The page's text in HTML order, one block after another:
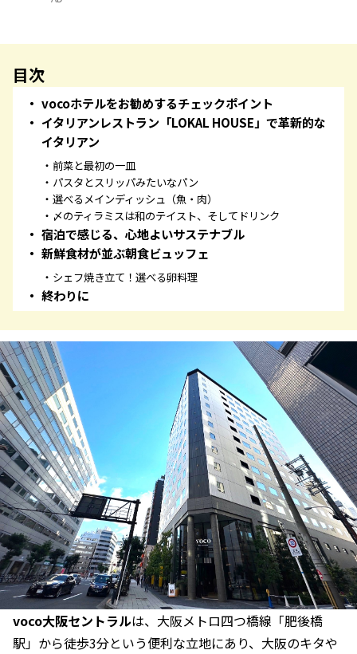
目次
vocoホテルをお勧めするチェックポイント
イタリアンレストラン「LOKAL HOUSE」で革新的な
イタリアン
前菜と最初の一皿
パスタとスリッパみたいなパン
選べるメインディッシュ（魚・肉）
〆のティラミスは和のテイスト、そしてドリンク
宿泊で感じる、心地よいサステナブル
新鮮食材が並ぶ朝食ビュッフェ
シェフ焼き立て！選べる卵料理
終わりに
voco大阪セントラルは、大阪メトロ四つ橋線「肥後橋
駅」から徒歩3分という便利な立地にあり、大阪のキタや